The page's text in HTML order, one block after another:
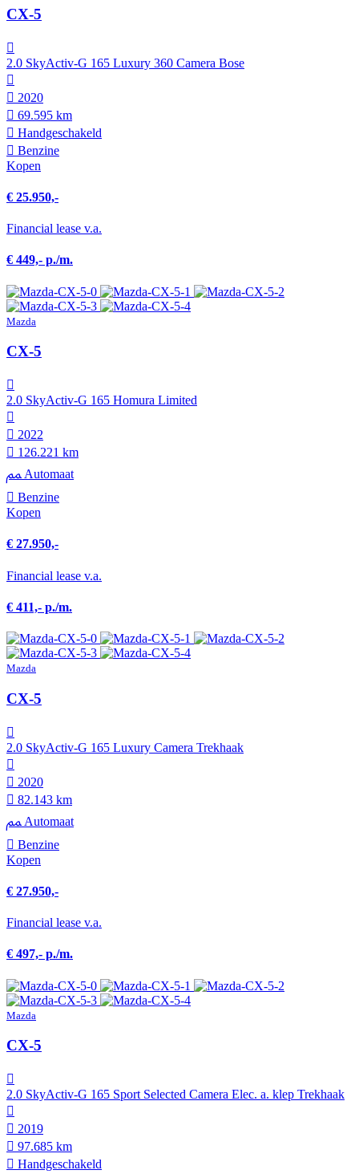
CX-5
2.0 SkyActiv-G 165 Luxury 360 Camera Bose
2020
69.595 km
Hand­geschakeld
Benzine
Kopen
€ 25.950,-
Financial lease v.a.
€ 449,- p./m.
Mazda
CX-5
2.0 SkyActiv-G 165 Homura Limited
2022
126.221 km
Automaat
Benzine
Kopen
€ 27.950,-
Financial lease v.a.
€ 411,- p./m.
Mazda
CX-5
2.0 SkyActiv-G 165 Luxury Camera Trekhaak
2020
82.143 km
Automaat
Benzine
Kopen
€ 27.950,-
Financial lease v.a.
€ 497,- p./m.
Mazda
CX-5
2.0 SkyActiv-G 165 Sport Selected Camera Elec. a. klep Trekhaak
2019
97.685 km
Hand­geschakeld